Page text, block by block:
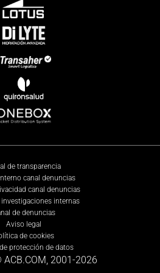
de transparencia
canal denuncias
canal denuncias
internas
de denuncias
Aviso legal
de cookies
protección de datos
2001-2026